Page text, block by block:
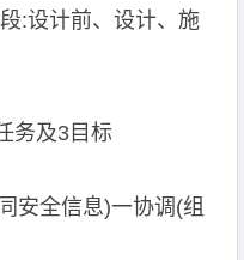
:设计前、设计、施
务及3目标
安全信息)一协调(组